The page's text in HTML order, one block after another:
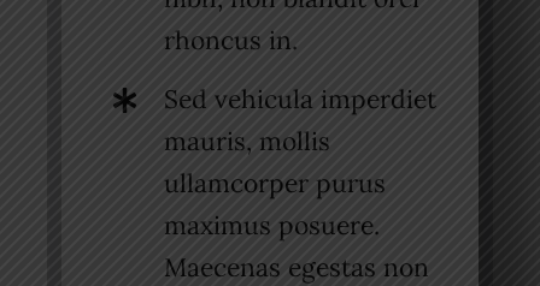
rhoncus in.
Sed vehicula imperdiet
mauris, mollis
ullamcorper purus
maximus posuere.
Maecenas egestas non